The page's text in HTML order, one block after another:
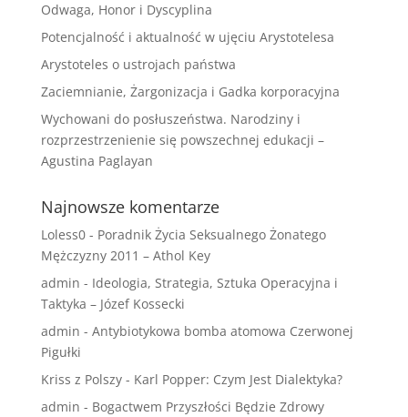
Odwaga, Honor i Dyscyplina
Potencjalność i aktualność w ujęciu Arystotelesa
Arystoteles o ustrojach państwa
Zaciemnianie, Żargonizacja i Gadka korporacyjna
Wychowani do posłuszeństwa. Narodziny i
rozprzestrzenienie się powszechnej edukacji –
Agustina Paglayan
Najnowsze komentarze
Loless0- Poradnik Życia Seksualnego Żonatego
Mężczyzny 2011 – Athol Key
admin - Ideologia, Strategia, Sztuka Operacyjna i
Taktyka – Józef Kossecki
admin - Antybiotykowa bomba atomowa Czerwonej
Pigułki
Kriss z Polszy- Karl Popper: Czym Jest Dialektyka?
admin - Bogactwem Przyszłości Będzie Zdrowy